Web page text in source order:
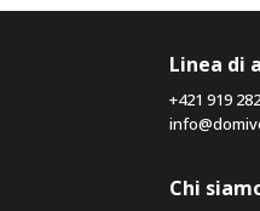
Linea di
+421 919
Chi